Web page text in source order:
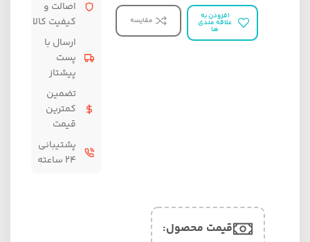
افزودن به
علاقه مندی
ها
مقایسه
اصالت و
کیفیت کالا
ارسال با
پست
پیشتاز
تضمین
کمترین
قیمت
پشتیبانی
۲۴ ساعته
قیمت محصول:​